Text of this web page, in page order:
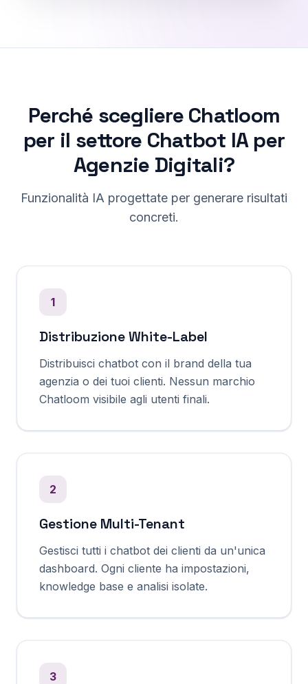
Perché scegliere Chatloom
per il settore Chatbot IA per
Agenzie Digitali?
Funzionalità IA progettate per generare risultati
concreti.
1
Distribuzione White-Label
Distribuisci chatbot con il brand della tua
agenzia o dei tuoi clienti. Nessun marchio
Chatloom visibile agli utenti finali.
2
Gestione Multi-Tenant
Gestisci tutti i chatbot dei clienti da un'unica
dashboard. Ogni cliente ha impostazioni,
knowledge base e analisi isolate.
3